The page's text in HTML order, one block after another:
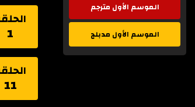
الموسم الأول مترجم
الموسم الأول مدبلج 1
11